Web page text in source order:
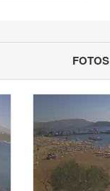
FOTOS